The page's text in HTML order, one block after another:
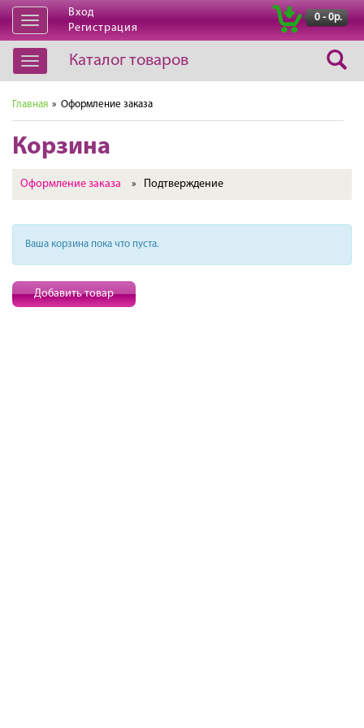
Открыть
навигацию
Вход
Регистрация
0 - 0р.
Открыть
навигацию
Каталог товаров
Главная » Оформление заказа
Корзина
Оформление заказа » Подтверждение
Ваша корзина пока что пуста.
Добавить товар